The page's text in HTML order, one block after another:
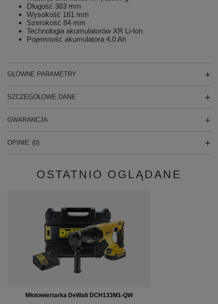
Długość 383 mm
Wysokość 161 mm
Szerokość 84 mm
Technologia akumulatorów XR Li-Ion
Pojemność akumulatora 4.0 Ah
GŁÓWNE PARAMETRY
SZCZEGÓŁOWE DANE
GWARANCJA
OPINIE (0)
OSTATNIO OGLĄDANE
Młotowiertarka DeWalt DCH133M1-QW